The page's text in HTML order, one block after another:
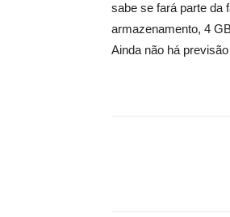
sabe se fará parte da
armazenamento, 4
Ainda não há